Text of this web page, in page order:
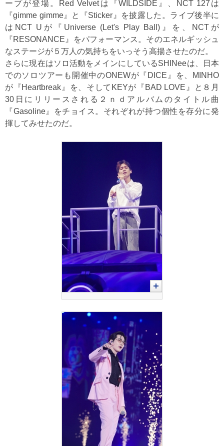
ープが登場。Red Velvetは『WILDSIDE』、NCT 127は
『gimme gimme』と『Sticker』を披露した。ライブ後半に
はNCT Uが『Universe (Let's Play Ball)』を、NCTが
『RESONANCE』をパフォーマンス。そのエネルギッシュ
なステージが５万人の気持ちをいっそう高揚させたのだ。
さらに現在はソロ活動をメインにしているSHINeeは、日本
でのソロツアーも開催中のONEWが『DICE』を、MINHO
が『Heartbreak』を、そしてKEYが『BAD LOVE』と８月
30日にリリースされる２ｎｄアルバムのタイトル曲
『Gasoline』をチョイス。それぞれが持つ個性を存分に発
揮してみせたのだ。